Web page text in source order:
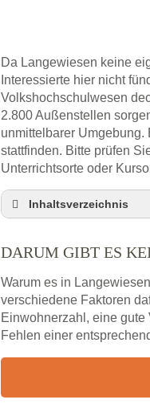
Da Langewiesen keine
Interessierte hier nicht
Volkshochschulwesen
2.800 Außenstellen
unmittelbarer
stattfinden. Bitte prüfen
Unterrichtsorte oder
Inhaltsverzeichnis
3 schnelle Tipps
Abendschule in
VHS steht für
Online-Kurse:
Checkliste:
DARUM GIBT ES
Warum es in
verschiedene Faktoren
Einwohnerzahl, eine
Fehlen einer